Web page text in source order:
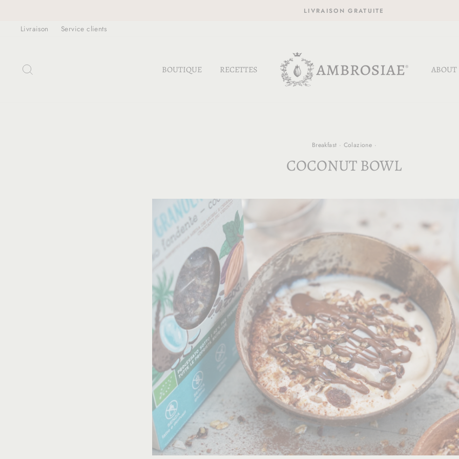
contenu
LIVRAISON GRATUITE
Livraison Service clients
BOUTIQUE RECETTES ABOUT
Breakfast · Colazione ·
COCONUT BOWL